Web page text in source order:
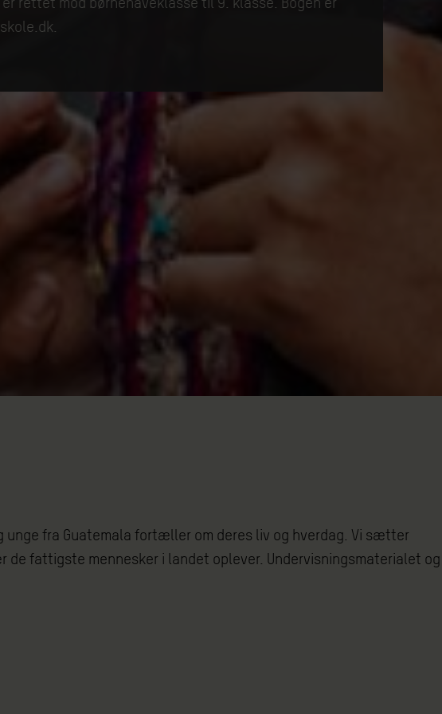
fra Guatemala fortæller om deres liv og hverdag. Vi sætter
fattigste mennesker i landet oplever. Undervisningsmaterialet og